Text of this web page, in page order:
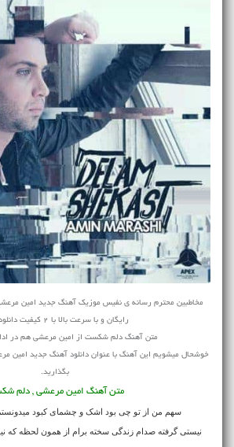
مخاطبین محترم رسانه ی نفیس موزیک آهنگ جدید امین
رایگان و با سرعت بالا با 2 کیفیت دانلود کنید
متن آهنگ دلم شکست از امین مرعشی هم در
خوشحال میشویم این آهنگ با عنوان دانلود آهنگ جدید امین
بگذارید.
متن آهنگ امین مرعشی , دلم
سهم من از تو چی بود اشک و چشمای کبود میدونستم
نیستی گرفته صدام زندگی سخته برام از همون لحظه که